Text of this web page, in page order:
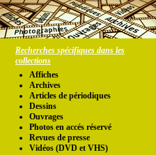
Recherches spécifiques dans les
collections
Affiches
Archives
Articles de périodiques
Dessins
Ouvrages
Photos en accés réservé
Revues de presse
Vidéos (DVD et VHS)